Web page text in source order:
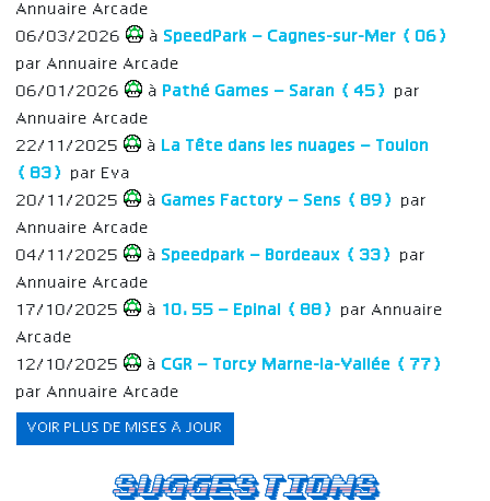
Suggestions
Annuaire Arcade
06/03/2026
à SpeedPark – Cagnes-sur-Mer (06)
par Annuaire Arcade
06/01/2026
à Pathé Games – Saran (45)
par
Annuaire Arcade
22/11/2025
à La Tête dans les nuages – Toulon
(83)
par Eva
20/11/2025
à Games Factory – Sens (89)
par
Annuaire Arcade
04/11/2025
à Speedpark – Bordeaux (33)
par
Annuaire Arcade
17/10/2025
à 10.55 – Epinal (88)
par Annuaire
Arcade
12/10/2025
à CGR – Torcy Marne-la-Vallée (77)
par Annuaire Arcade
VOIR PLUS DE MISES À JOUR